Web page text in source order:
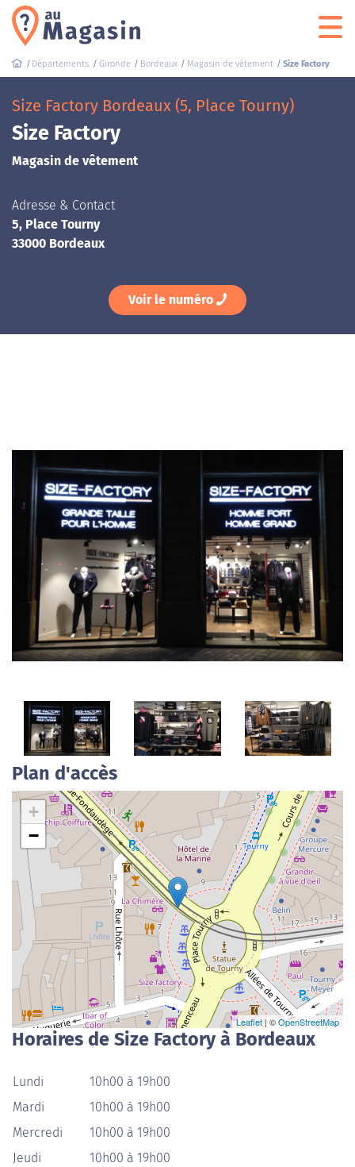
Départements Gironde Bordeaux Magasin de vêtement Size Factory
Size Factory Bordeaux (5, Place Tourny)
Size Factory
Magasin de vêtement
Adresse & Contact
5, Place Tourny
33000 Bordeaux
Voir le numéro
Plan d'accès
+
−
Leaflet| ©OpenStreetMap
Horaires de Size Factory à Bordeaux
Lundi
10h00 à 19h00
Mardi
10h00 à 19h00
Mercredi
10h00 à 19h00
Jeudi
10h00 à 19h00